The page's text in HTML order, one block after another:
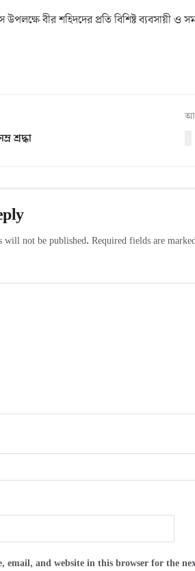
উপলক্ষে বীর শহিদদের প্রতি বিশিষ্ট ব্যবসায়ী
শ্রদ্ধা
will not be published. Required fields are
email, and website in this browser for the